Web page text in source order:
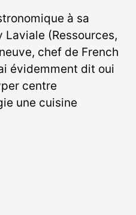
à sa
(Ressources,
chef de French
évidemment dit oui
centre
une cuisine